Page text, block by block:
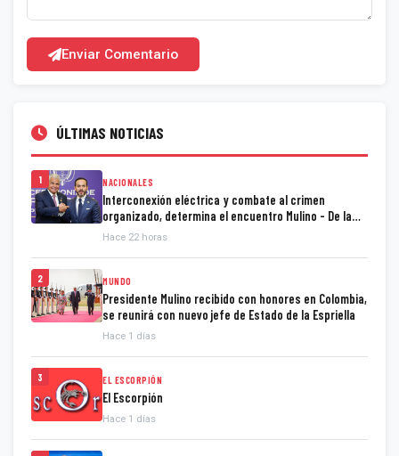
Enviar Comentario
ÚLTIMAS NOTICIAS
1 NACIONALES
Interconexión eléctrica y combate al crimen
organizado, determina el encuentro Mulino - De la
Espriella
Hace 22 horas
2 MUNDO
Presidente Mulino recibido con honores en Colombia,
se reunirá con nuevo jefe de Estado de la Espriella
Hace 1 días
3 EL ESCORPIÓN
El Escorpión
Hace 1 días